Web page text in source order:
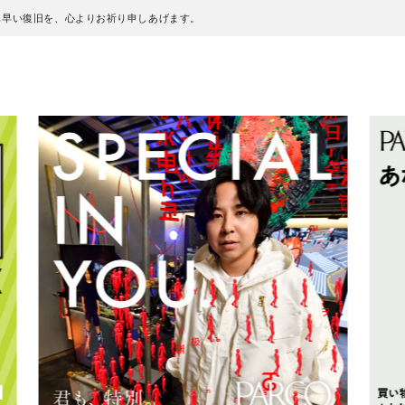
い復旧を、心よりお祈り申しあげます。